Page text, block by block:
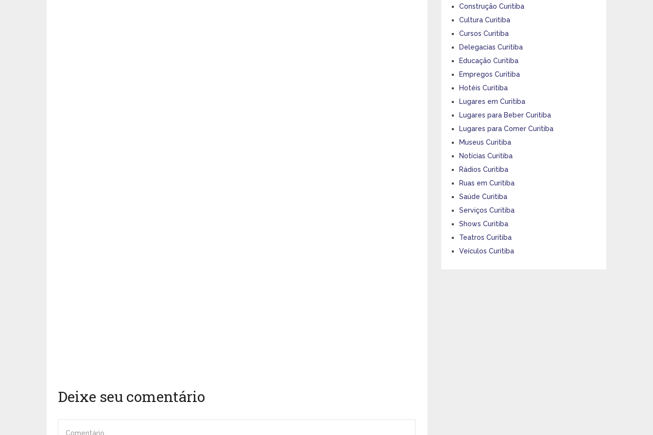
Deixe seu comentário
Construção Curitiba
Cultura Curitiba
Cursos Curitiba
Delegacias Curitiba
Educação Curitiba
Empregos Curitiba
Hotéis Curitiba
Lugares em Curitiba
Lugares para Beber Curitiba
Lugares para Comer Curitiba
Museus Curitiba
Notícias Curitiba
Rádios Curitiba
Ruas em Curitiba
Saúde Curitiba
Serviços Curitiba
Shows Curitiba
Teatros Curitiba
Veículos Curitiba